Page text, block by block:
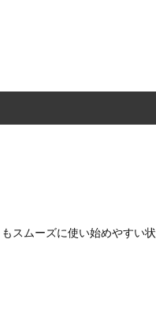
スムーズに使い始めやすい